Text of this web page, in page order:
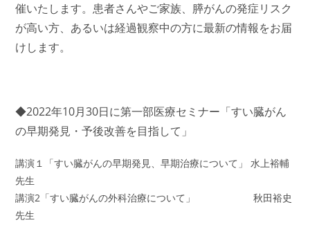
催いたします。患者さんやご家族、膵がんの発症リスク
が高い方、あるいは経過観察中の方に最新の情報をお届
けします。
◆2022年10月30日に第一部医療セミナー「すい臓がん
の早期発見・予後改善を目指して」
講演１「すい臓がんの早期発見、早期治療について」 水上裕輔
先生
講演2「すい臓がんの外科治療について」 秋田裕史
先生